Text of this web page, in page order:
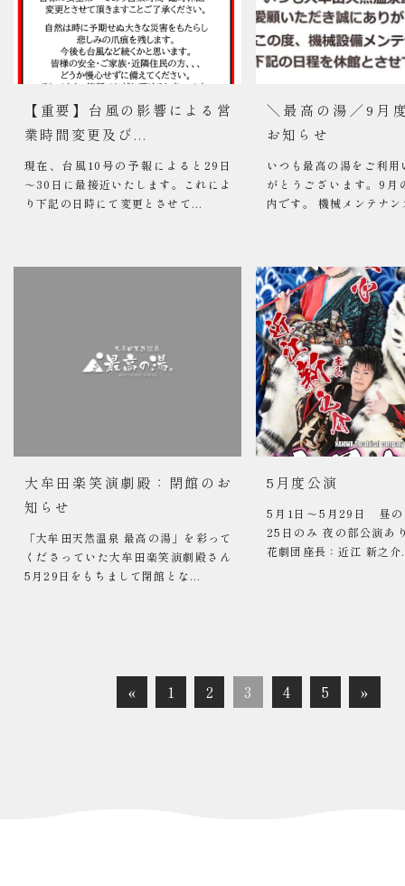
【重要】台風の影響による営
業時間変更及び...
現在、台風10号の予報によると29日
～30日に最接近いたします。これによ
り下記の日時にて変更とさせて...
＼最高の湯／9月
お知らせ
いつも最高の湯をご利
がとうございます。9月
内です。 機械メンテナ
大牟田楽笑演劇殿：閉館のお
知らせ
「大牟田天然温泉 最高の湯」を彩って
くださっていた大牟田楽笑演劇殿さん
5月29日をもちまして閉館とな...
5月度公演
5月1日～5月29日 昼の
25日のみ 夜の部公演あ
花劇団座長：近江 新之
« 1 2 3 4 5 »